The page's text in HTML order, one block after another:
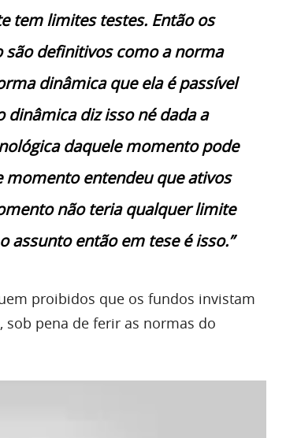
tem limites testes. Então os
definitivos como a norma
dinâmica que ela é passível
dinâmica diz isso né dada a
daquele momento pode
momento entendeu que ativos
não teria qualquer limite
então em tese é isso.”
proibidos que os fundos invistam
pena de ferir as normas do